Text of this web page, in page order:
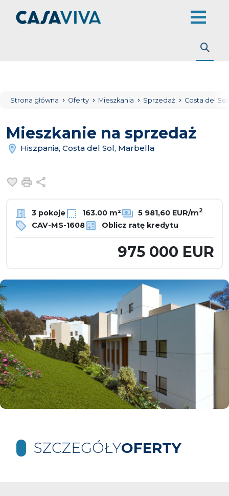
Strona główna Oferty Mieszkania Sprzedaż Costa del Sol
Mieszkanie na sprzedaż
Hiszpania, Costa del Sol, Marbella
Dodaj do ulubionych
Drukuj
3 pokoje 163.00 m² 5 981,60 EUR/m2
CAV-MS-1608 Oblicz ratę kredytu
975 000 EUR
SZCZEGÓŁYOFERTY